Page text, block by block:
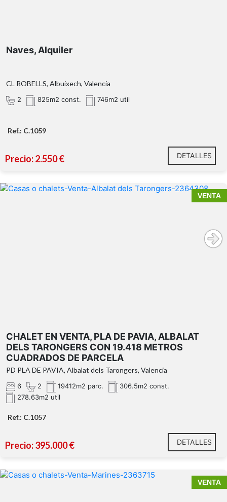
Naves, Alquiler
CL ROBELLS, Albuixech, Valencia
2 825m2 const. 746m2 util
Ref.: C.1059
Precio: 2.550 € DETALLES
VENTA
CHALET EN VENTA, PLA DE PAVIA, ALBALAT
DELS TARONGERS CON 19.418 METROS
CUADRADOS DE PARCELA
PD PLA DE PAVIA, Albalat dels Tarongers, Valencia
6 2 19412m2 parc.
306.5m2 const.
278.63m2 util
Ref.: C.1057
Precio: 395.000 € DETALLES
VENTA